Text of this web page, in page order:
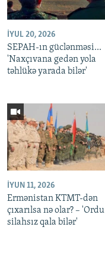
İYUL 20, 2026
SEPAH-ın güclənməsi...
'Naxçıvana gedən yola
təhlükə yarada bilər'
İYUN 11, 2026
Ermənistan KTMT-dən
çıxarılsa nə olar? – 'Ordu
silahsız qala bilər'